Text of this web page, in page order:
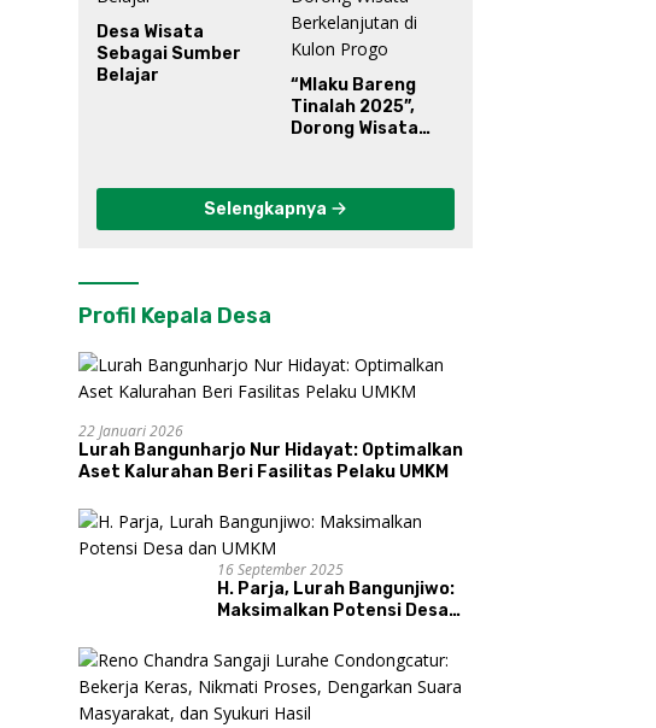
Desa Wisata
Sebagai Sumber
Belajar
“Mlaku Bareng
Tinalah 2025”,
Dorong Wisata
Selengkapnya
Profil Kepala Desa
22 Januari 2026
Lurah Bangunharjo Nur Hidayat: Optimalkan
Aset Kalurahan Beri Fasilitas Pelaku UMKM
16 September 2025
H. Parja, Lurah Bangunjiwo:
Maksimalkan Potensi Desa